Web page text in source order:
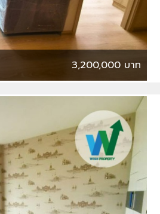
3,200,000 บาท